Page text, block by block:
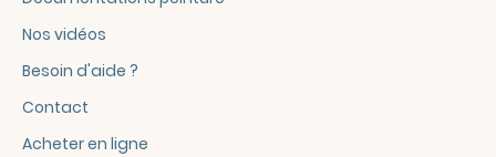
Nos vidéos
Besoin d'aide ?
Contact
Acheter en ligne